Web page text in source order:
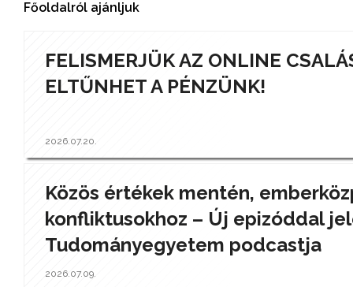
Főoldalról ajánljuk
FELISMERJÜK AZ ONLINE
ELTŰNHET A PÉNZÜNK!
2026.07.20.
Közös értékek mentén,
konfliktusokhoz – Új epizóddal
Tudományegyetem podcastja
2026.07.09.